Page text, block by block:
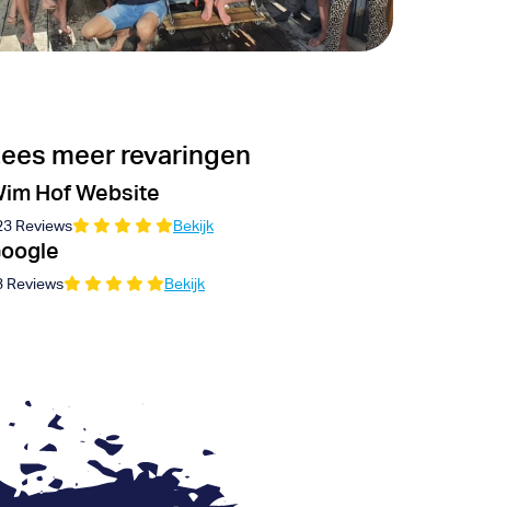
meer revaringen
Hof Website
Reviews Bekijk
Reviews Bekijk